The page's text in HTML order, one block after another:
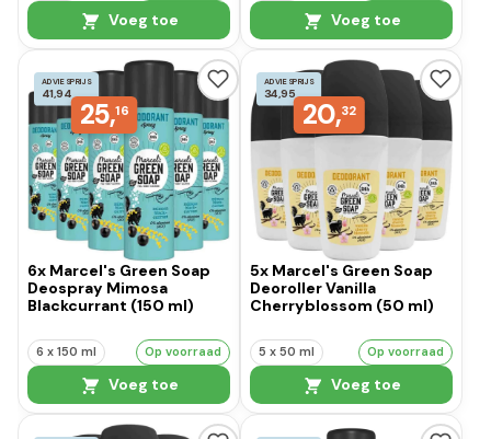
Voeg toe Voeg toe
ADVIESPRIJS
41,94
25,16
6x Marcel's Green Soap
Deospray Mimosa
Blackcurrant (150 ml)
6 x 150 ml Op voorraad
Voeg toe
ADVIESPRIJS
34,95
20,32
5x Marcel's Green Soap
Deoroller Vanilla
Cherryblossom (50 ml)
5 x 50 ml Op voorraad
Voeg toe